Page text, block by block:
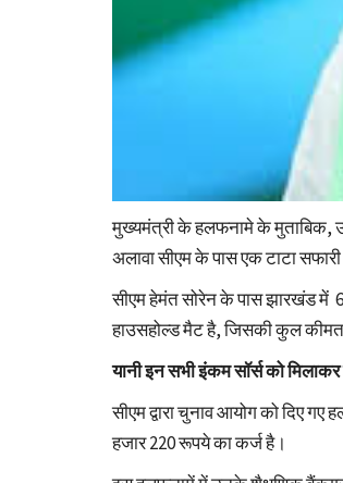
मुख्यमंत्री के हलफनामे के मुताबिक,
अलावा सीएम के पास एक टाटा
सीएम हेमंत सोरेन के पास झारखंड में
हाउसहोल्ड मैट है, जिसकी कुल
यानी इन सभी इंकम सॉर्स को
सीएम द्वारा चुनाव आयोग को दिए
हजार 220 रूपये का कर्ज है।